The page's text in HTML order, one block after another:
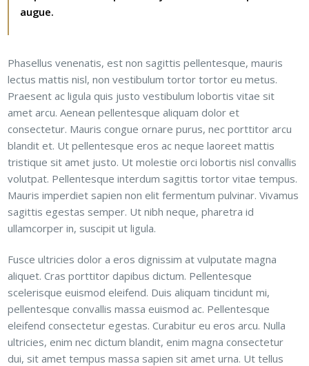
augue.
Phasellus venenatis, est non sagittis pellentesque, mauris
lectus mattis nisl, non vestibulum tortor tortor eu metus.
Praesent ac ligula quis justo vestibulum lobortis vitae sit
amet arcu. Aenean pellentesque aliquam dolor et
consectetur. Mauris congue ornare purus, nec porttitor arcu
blandit et. Ut pellentesque eros ac neque laoreet mattis
tristique sit amet justo. Ut molestie orci lobortis nisl convallis
volutpat. Pellentesque interdum sagittis tortor vitae tempus.
Mauris imperdiet sapien non elit fermentum pulvinar. Vivamus
sagittis egestas semper. Ut nibh neque, pharetra id
ullamcorper in, suscipit ut ligula.
Fusce ultricies dolor a eros dignissim at vulputate magna
aliquet. Cras porttitor dapibus dictum. Pellentesque
scelerisque euismod eleifend. Duis aliquam tincidunt mi,
pellentesque convallis massa euismod ac. Pellentesque
eleifend consectetur egestas. Curabitur eu eros arcu. Nulla
ultricies, enim nec dictum blandit, enim magna consectetur
dui, sit amet tempus massa sapien sit amet urna. Ut tellus